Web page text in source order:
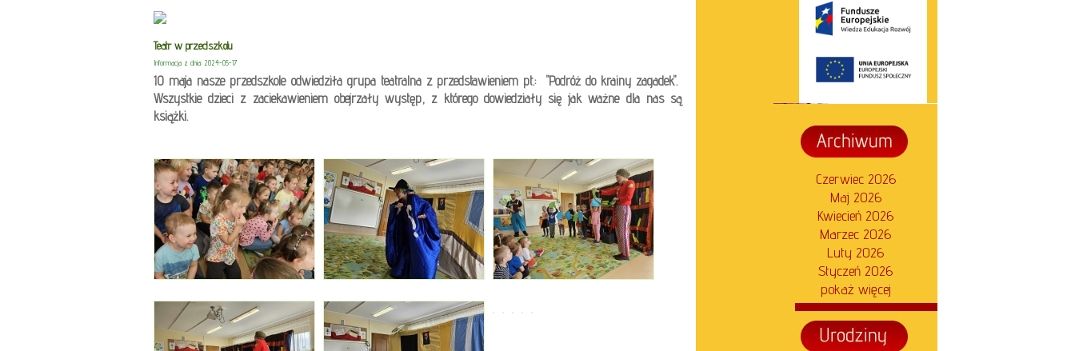
Teatr w przedszkolu
Informacja z dnia: 2024-05-17
10 maja nasze przedszkole odwiedziła grupa teatralna z przedstawieniem pt.: "Podróż do krainy zagadek".
Wszystkie dzieci z zaciekawieniem obejrzały występ, z którego dowiedziały się jak ważne dla nas są
książki.
Czerwiec 2026
Maj 2026
Kwiecień 2026
Marzec 2026
Luty 2026
Styczeń 2026
pokaż więcej